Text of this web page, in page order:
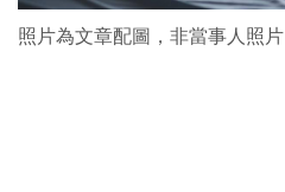
照片為文章配圖，非當事人照片